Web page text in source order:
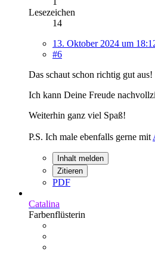
Lesezeichen
14
13. Oktober 2024 um
#6
Das schaut schon richtig gut aus!
Ich kann Deine Freude
Weiterhin ganz viel Spaß!
P.S. Ich male ebenfalls gerne mit
Inhalt melden
Zitieren
PDF
Catalina
Farbenflüsterin